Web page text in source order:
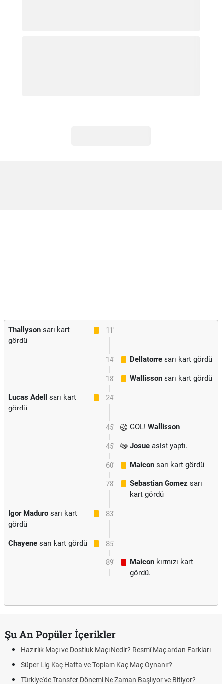
11'
Thallyson sarı kart
gördü
14' Dellatorre sarı kart gördü
18' Wallisson sarı kart gördü
24'
Lucas Adell
sarı kart
gördü
45' GOL! Wallisson
45' Josue asist yaptı.
60' Maicon sarı kart gördü
78' Sebastian Gomez sarı
kart gördü
83'
Igor Maduro sarı kart
gördü
85'
Chayene sarı kart gördü
89' Maicon kırmızı kart
gördü.
Şu An Popüler İçerikler
Hazırlık Maçı ve Dostluk Maçı Nedir? Resmî Maçlardan Farkları
Süper Lig Kaç Hafta ve Toplam Kaç Maç Oynanır?
Türkiye'de Transfer Dönemi Ne Zaman Başlıyor ve Bitiyor?